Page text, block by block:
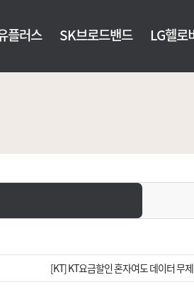
플러스 SK브로드밴드 LG헬로
[KT] KT요금할인 혼자여도 데이터 무